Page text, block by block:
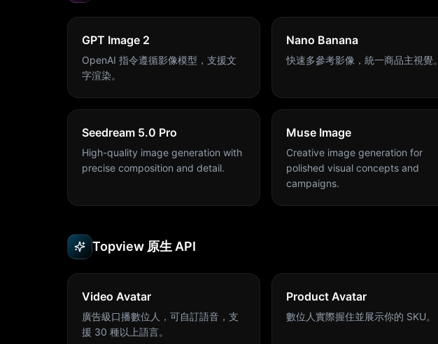
GPT Image 2
OpenAI 指令遵循影像模型，支援文
字渲染。
Nano Banana
快速多參考影像，統一商品主視覺。
Seedream 5.0 Pro
High-quality image generation with
precise composition and detail.
Muse Image
Creative image generation for
polished visual concepts and
campaigns.
Topview 原生 API
Video Avatar
廣告級口播數位人，可自訂語音，支
援 30 種以上語言。
Product Avatar
數位人實際握住並展示你的 SKU。